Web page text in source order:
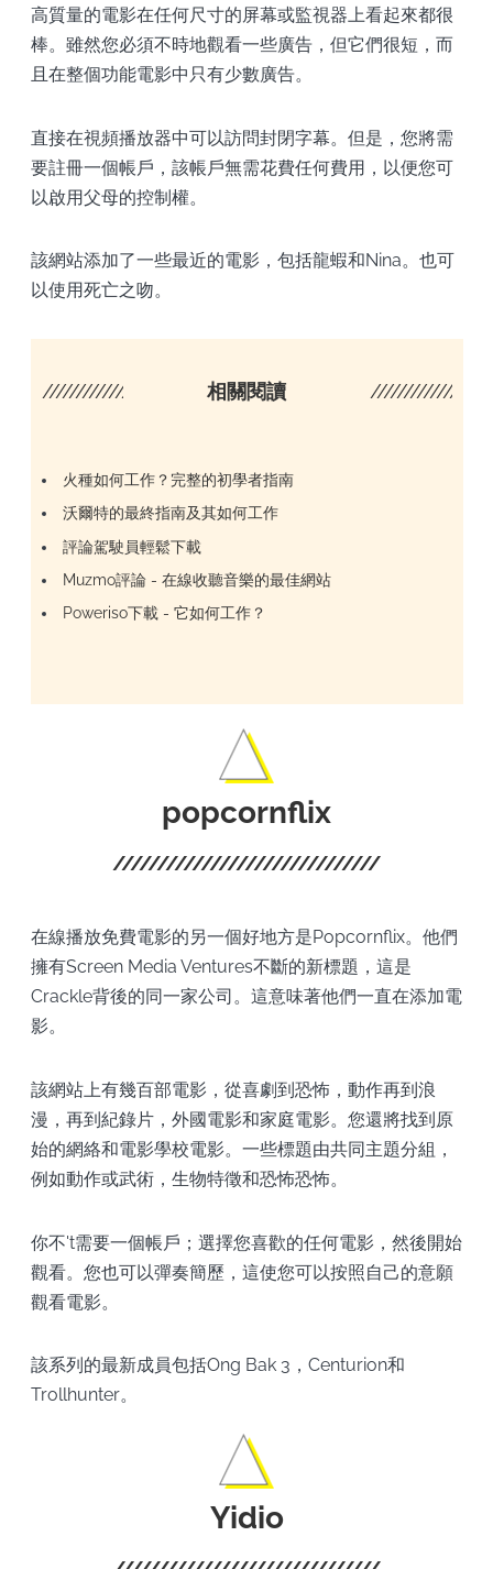
高質量的電影在任何尺寸的屏幕或監視器上看起來都很
棒。雖然您必須不時地觀看一些廣告，但它們很短，而
且在整個功能電影中只有少數廣告。
直接在視頻播放器中可以訪問封閉字幕。但是，您將需
要註冊一個帳戶，該帳戶無需花費任何費用，以便您可
以啟用父母的控制權。
該網站添加了一些最近的電影，包括龍蝦和Nina。也可
以使用死亡之吻。
//////////////////// 相關閱讀
火種如何工作？完整的初學者指南
沃爾特的最終指南及其如何工作
評論駕駛員輕鬆下載
Muzmo評論 - 在線收聽音樂的最佳網站
Poweriso下載 - 它如何工作？
popcornflix
在線播放免費電影的另一個好地方是Popcornflix。他們
擁有Screen Media Ventures不斷的新標題，這是
Crackle背後的同一家公司。這意味著他們一直在添加電
影。
該網站上有幾百部電影，從喜劇到恐怖，動作再到浪
漫，再到紀錄片，外國電影和家庭電影。您還將找到原
始的網絡和電影學校電影。一些標題由共同主題分組，
例如動作或武術，生物特徵和恐怖恐怖。
你不't需要一個帳戶；選擇您喜歡的任何電影，然後開始
觀看。您也可以彈奏簡歷，這使您可以按照自己的意願
觀看電影。
該系列的最新成員包括Ong Bak 3，Centurion和
Trollhunter。
Yidio